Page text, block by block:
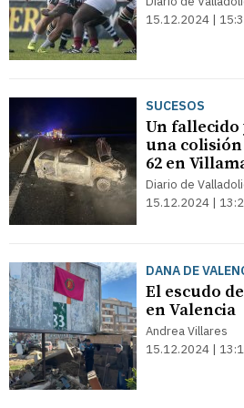
15.12.2024 |
SUCESOS
Un fallecido
una
62 en
Diario de
15.12.2024 |
DANA DE
El escudo
en Valencia
Andrea Villares
15.12.2024 |